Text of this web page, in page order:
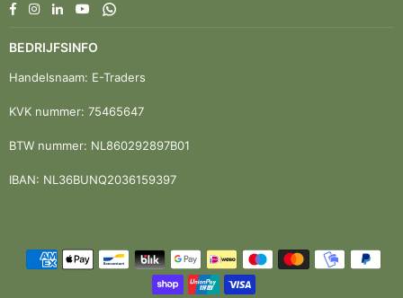
FacebookInstagram
LinkedinYouTubeWhatsapp
BEDRIJFSINFO
Handelsnaam: E-Traders
KVK nummer: 75465647
BTW nummer: NL860292897B01
IBAN: NL36BUNQ2036159397